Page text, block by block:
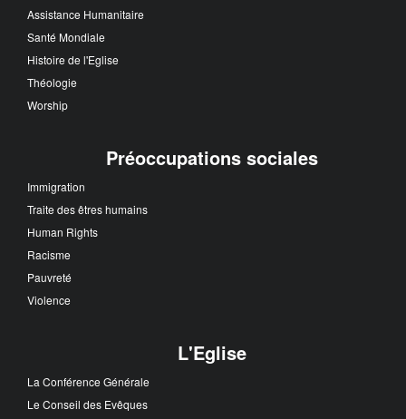
Assistance Humanitaire
Santé Mondiale
Histoire de l'Eglise
Théologie
Worship
Préoccupations sociales
Immigration
Traite des êtres humains
Human Rights
Racisme
Pauvreté
Violence
L'Eglise
La Conférence Générale
Le Conseil des Evêques